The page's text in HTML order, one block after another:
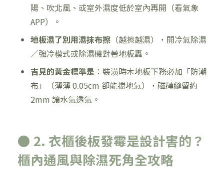
陽、吹北風、或室外濕度低於室內再開（看氣象
APP）。
地板濕了別用濕抹布擦（越擦越濕），開冷氣除濕
／強冷模式或除濕機對著地板轟。
吉見的黃金標準是：裝潢時木地板下務必加「防潮
布」（薄薄 0.05cm 卻能擋地氣），磁磚縫留約
2mm 讓水氣透氣。
● 2. 衣櫃後板發霉是設計害的？
櫃內通風與除濕死角全攻略